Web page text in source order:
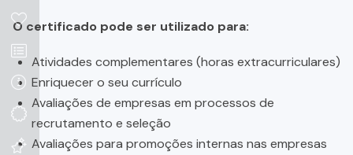
O certificado pode ser utilizado para:
Atividades complementares (horas extracurriculares)
Enriquecer o seu currículo
Avaliações de empresas em processos de
recrutamento e seleção
Avaliações para promoções internas nas empresas